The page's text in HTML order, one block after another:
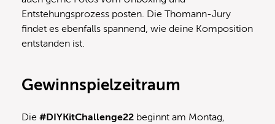
Entstehungsprozess posten. Die Thomann-Jury
findet es ebenfalls spannend, wie deine Komposition
entstanden ist.
Gewinnspielzeitraum
Die #DIYKitChallenge22 beginnt am Montag,